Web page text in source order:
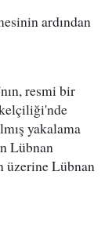
ardından
resmi bir
yakalama
Lübnan
üzerine Lübnan